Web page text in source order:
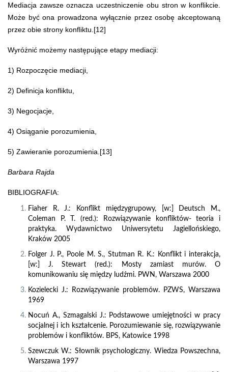
Mediacja zawsze oznacza uczestniczenie obu stron w konflikcie.
Może być ona prowadzona wyłącznie przez osobę akceptowaną
przez obie strony konfliktu.[12]
Wyróżnić możemy następujące etapy mediacji:
1) Rozpoczęcie mediacji,
2) Definicja konfliktu,
3) Negocjacje,
4) Osiąganie porozumienia,
5) Zawieranie porozumienia.[13]
Barbara Rajda
BIBLIOGRAFIA:
Fiaher R. J.: Konflikt międzygrupowy, [w:] Deutsch M.,
Coleman P. T. (red.): Rozwiązywanie konfliktów- teoria i
praktyka. Wydawnictwo Uniwersytetu Jagiellońskiego,
Kraków 2005
Folger J. P., Poole M. S., Stutman R. K.: Konflikt i interakcja,
[w:] J. Stewart (red.): Mosty zamiast murów. O
komunikowaniu się między ludźmi. PWN, Warszawa 2000
Kozielecki J.: Rozwiązywanie problemów. PZWS, Warszawa
1969
Nocuń A., Szmagalski J.: Podstawowe umiejętności w pracy
socjalnej i ich kształcenie. Porozumiewanie się, rozwiązywanie
problemów i konfliktów. BPS, Katowice 1998
Szewczuk W.: Słownik psychologiczny. Wiedza Powszechna,
Warszawa 1997